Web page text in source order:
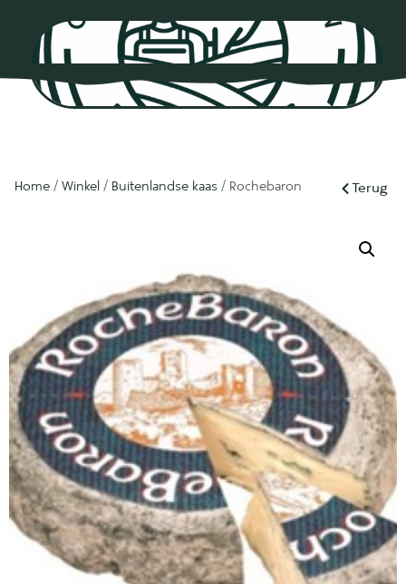
0
Home / Winkel / Buitenlandse kaas / Rochebaron Terug